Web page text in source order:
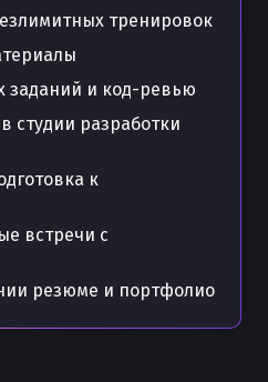
тренировок
заданий и код-ревью
студии разработки
к
встречи с
резюме и портфолио